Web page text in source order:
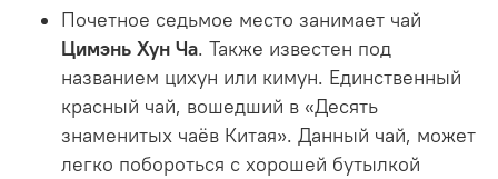
Почетное седьмое место занимает чай
Цимэнь Хун Ча. Также известен под
названием цихун или кимун. Единственный
красный чай, вошедший в «Десять
знаменитых чаёв Китая». Данный чай, может
легко побороться с хорошей бутылкой